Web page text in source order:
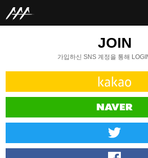
JOIN
가입하신 SNS 계정을 통해